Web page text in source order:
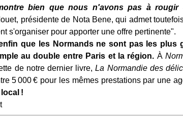
bien que nous n'avons pas à rougir
présidente de Nota Bene, qui admet
s'organiser pour apporter une offre pertinente".
que les Normands ne sont pas les plus
au double entre Paris et la région. À
de notre dernier livre,La Normandie des
5 000 € pour les mêmes prestations par une
!